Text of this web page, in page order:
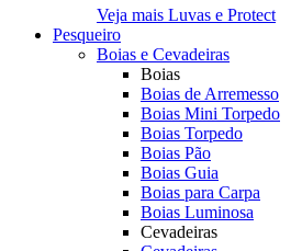
Veja mais Luvas e Protect
Pesqueiro
Boias e Cevadeiras
Boias
Boias de Arremesso
Boias Mini Torpedo
Boias Torpedo
Boias Pão
Boias Guia
Boias para Carpa
Boias Luminosa
Cevadeiras